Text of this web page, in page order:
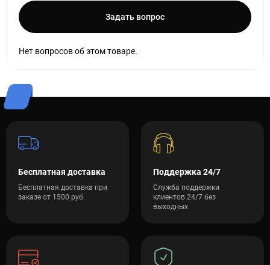
Задать вопрос
Нет вопросов об этом товаре.
Бесплатная доставка
Бесплатная доставка при
заказе от 1500 руб.
Поддержка 24/7
Служба поддержки
клиентов 24/7 без
выходных